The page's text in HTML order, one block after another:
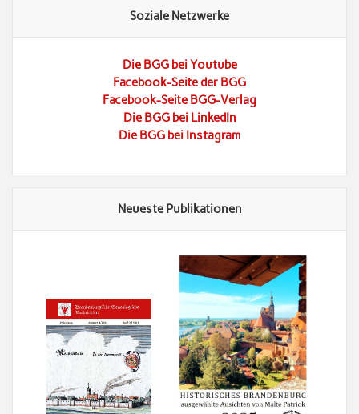
Soziale Netzwerke
Die BGG bei Youtube
Facebook-Seite der BGG
Facebook-Seite BGG-Verlag
Die BGG bei LinkedIn
Die BGG bei Instagram
Neueste Publikationen